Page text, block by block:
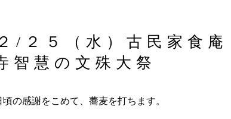
/２５（水）古民家食庵
智慧の文殊大祭
の感謝をこめて、蕎麦を打ちます。